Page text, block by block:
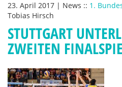
23. April 2017 | News :: 1.
Tobias Hirsch
STUTTGART
ZWEITEN